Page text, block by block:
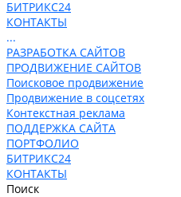
БИТРИКС24
КОНТАКТЫ
...
РАЗРАБОТКА САЙТОВ
ПРОДВИЖЕНИЕ САЙТОВ
Поисковое продвижение
Продвижение в соцсетях
Контекстная реклама
ПОДДЕРЖКА САЙТА
ПОРТФОЛИО
БИТРИКС24
КОНТАКТЫ
Поиск